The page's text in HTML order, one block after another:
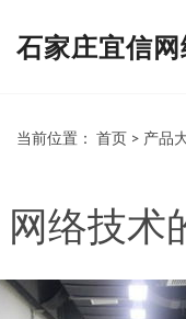
石家庄宜信
当前位置： 首页 > 产品
网络技术